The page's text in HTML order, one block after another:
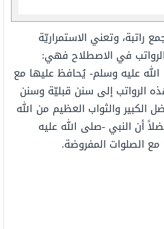
راتبة، وتعني الاستمراريّة
في الاصطلاح فهي:
عليه وسلم- يُحافظ عليها مع
الرواتب إلى سنن قبليّة وسنن
الكبير والثواب العظيم من الله
أن النبي -صلى الله عليه
الصلوات المفروضة.